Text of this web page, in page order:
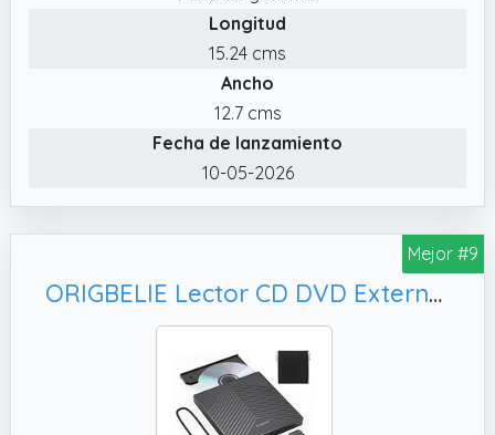
CD±R/RW, CDROM, DVD±R/RW, DVD±R DL,
DVDROM, DVDRAM, VCD y SVCD.
✔️ Compacto y portátil. Con su diseño
delgado y elegante, este grabadora DVD
externa es un dispositivo fácil de usar y
portátil, lo que lo hace ideal para usar sobre
Longitud
15.24 cms
Ancho
12.7 cms
Fecha de lanzamiento
10-05-2026
Mejor #9
ORIGBELIE Lector CD DVD Externo, Mac OS